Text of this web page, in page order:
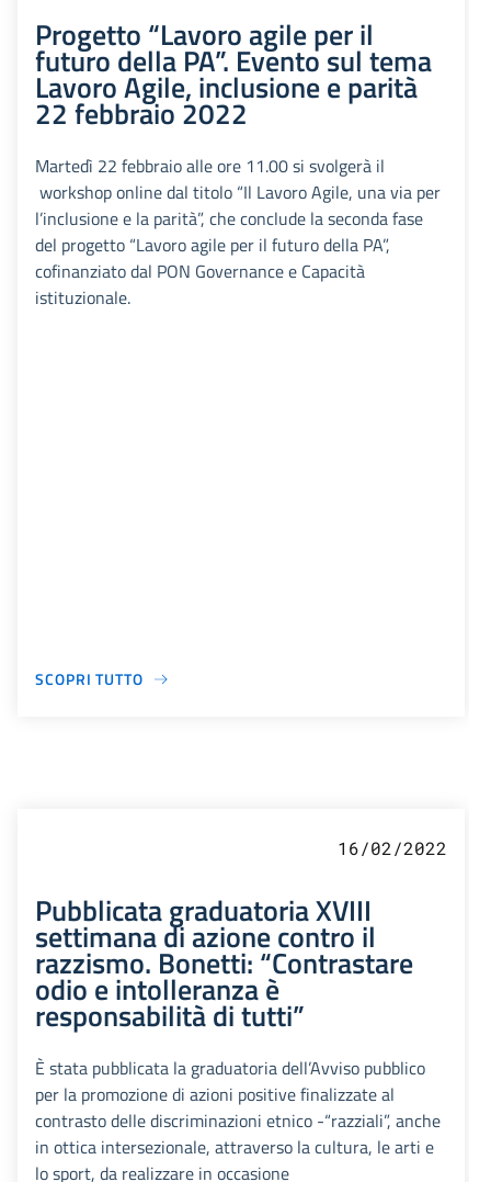
Progetto “Lavoro agile per il
futuro della PA”. Evento sul tema
Lavoro Agile, inclusione e parità
22 febbraio 2022
Martedì 22 febbraio alle ore 11.00 si svolgerà il
workshop online dal titolo “Il Lavoro Agile, una via per
l’inclusione e la parità”, che conclude la seconda fase
del progetto “Lavoro agile per il futuro della PA”,
cofinanziato dal PON Governance e Capacità
istituzionale.
SCOPRI TUTTO
16/02/2022
Pubblicata graduatoria XVIII
settimana di azione contro il
razzismo. Bonetti: “Contrastare
odio e intolleranza è
responsabilità di tutti”
È stata pubblicata la graduatoria dell’Avviso pubblico
per la promozione di azioni positive finalizzate al
contrasto delle discriminazioni etnico -“razziali”, anche
in ottica intersezionale, attraverso la cultura, le arti e
lo sport, da realizzare in occasione